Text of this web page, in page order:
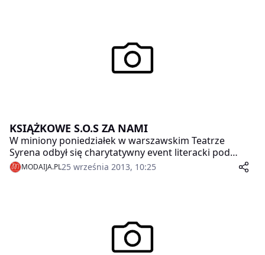
KSIĄŻKOWE S.O.S ZA NAMI
W miniony poniedziałek w warszawskim Teatrze
Syrena odbył się charytatywny event literacki pod
hasłem KSIĄŻKOWE S.O.S zorganizowany przez
magazyn Imperium Kobiet, internetowy miesięcznik
MODAIJA.PL25 września 2013, 10:25